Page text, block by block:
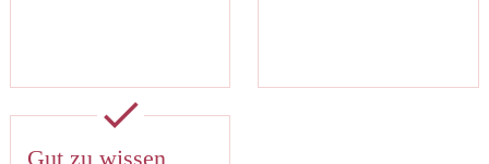
done
Gut zu wissen